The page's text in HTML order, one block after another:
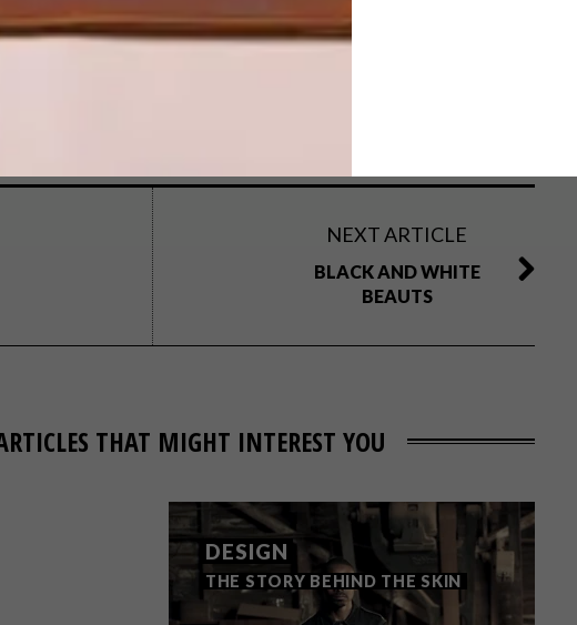
NEXT ARTICLE
BLACK AND WHITE
BEAUTS
THAT MIGHT INTEREST YOU
DESIGN
THE STORY BEHIND THE SKIN